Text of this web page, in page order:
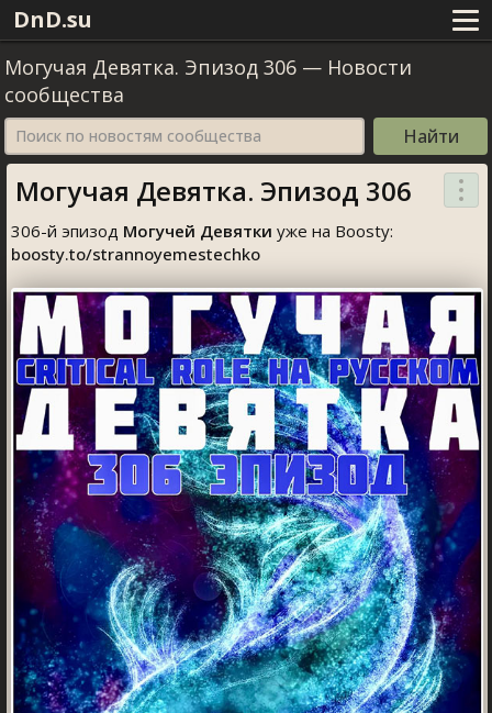
DnD.su
Могучая Девятка. Эпизод 306 — Новости
сообщества
Поиск по новостям сообщества
Могучая Девятка. Эпизод 306
306-й эпизод Могучей Девятки уже на Boosty:
boosty.to/strannoyemestechko